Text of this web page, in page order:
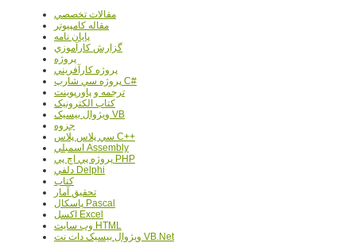
مقالات تخصصي
مقاله کامپیوتر
پایان نامه
گزارش کارآموزي
پروژه
پروژه کارآفريني
پروژه سي شارپ C#
ترجمه و پاورپوينت
کتاب الکترونيک
ويژوال بيسيک VB
جزوه
سي پلاس پلاس C++
اسمبلي Assembly
پروژه پي اچ پي PHP
دلفي Delphi
کتاب
تحقيق آمار
پاسکال Pascal
اکسل Excel
وب سايت HTML
ويژوال بيسيک دات نت VB.Net